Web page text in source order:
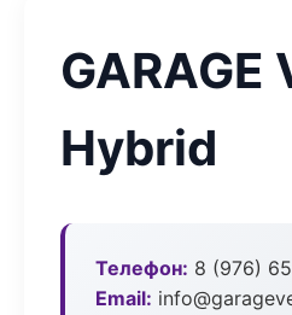
GARAGE
Hybrid
Телефон: 8 (976)
Email: